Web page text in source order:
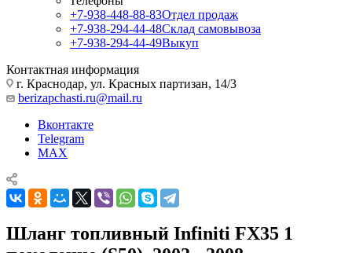
+7-938-448-88-83Отдел продаж
+7-938-294-44-48Склад самовывоза
+7-938-294-44-49Выкуп
Контактная информация
г. Краснодар, ул. Красных партизан, 14/3
berizapchasti.ru@mail.ru
Вконтакте
Telegram
MAX
Шланг топливный Infiniti FX35 1